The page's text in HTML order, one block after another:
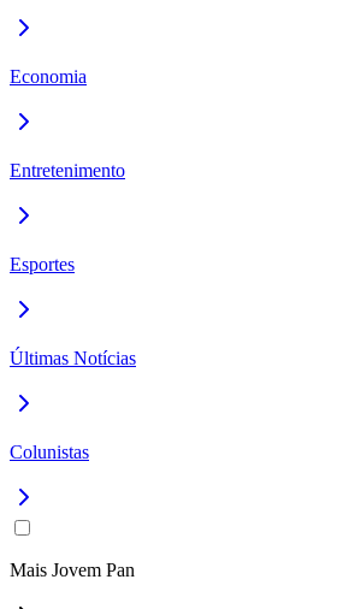
Economia
Entretenimento
Esportes
Últimas Notícias
Colunistas
Mais Jovem Pan